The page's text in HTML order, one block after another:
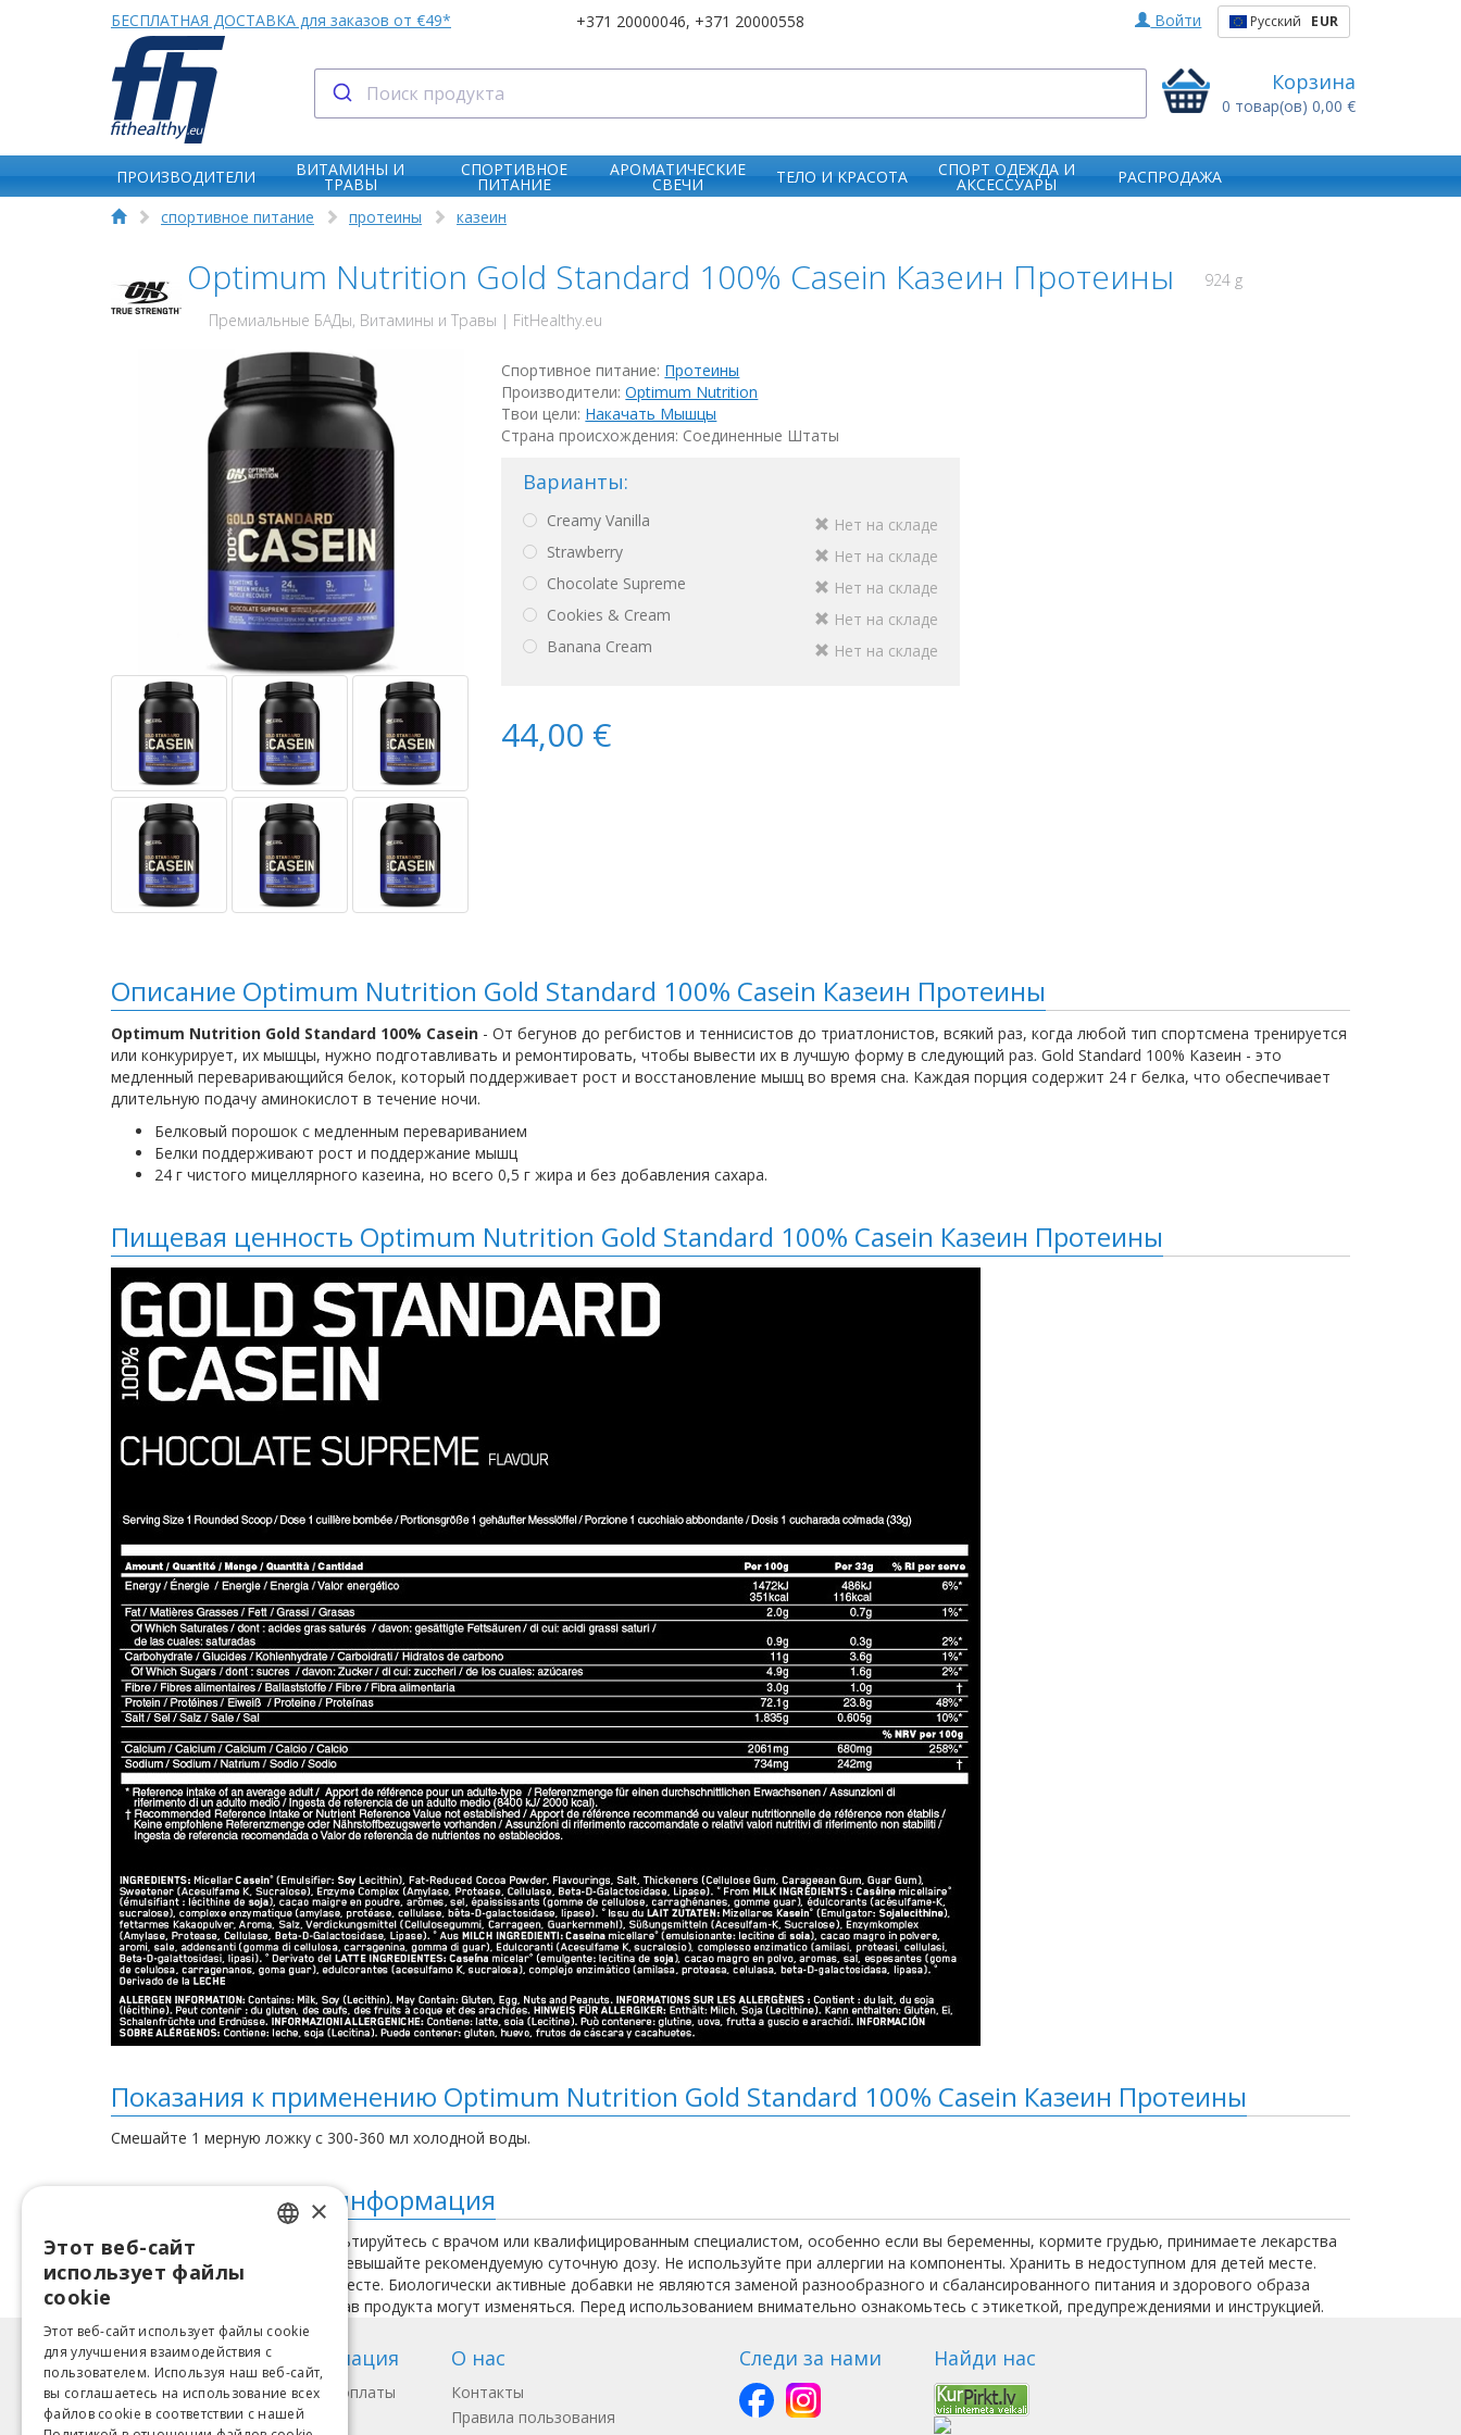
БЕСПЛАТНАЯ ДОСТАВКА для заказов от €49* +371 20000046, +371 20000558 Войти Русский EUR
Корзина
0 товар(ов) 0,00 €
ПРОИЗВОДИТЕЛИ ВИТАМИНЫ И
ТРАВЫ
СПОРТИВНОЕ
ПИТАНИЕ
АРОМАТИЧЕСКИЕ
СВЕЧИ ТЕЛО И KРАСОТА СПОРТ ОДЕЖДА И
АКСЕССУАРЫ
РАСПРОДАЖА
спортивное питание
протеины казеин
Optimum Nutrition Gold Standard 100% Casein Казеин Протеины
924 g
Премиальные БАДы, Витамины и Травы | FitHealthy.eu
Спортивное питание: Протеины
Производители:Optimum Nutrition
Твои цели: Накачать Мышцы
Страна происхождения: Соединенные Штаты
Варианты:
Creamy Vanilla
Нет на складе
Strawberry
Нет на складе
Chocolate Supreme
Нет на складе
Cookies & Cream
Нет на складе
Banana Cream
Нет на складе
44,00 €
Описание Optimum Nutrition Gold Standard 100% Casein Казеин Протеины
Optimum Nutrition Gold Standard 100% Casein - От бегунов до регбистов и теннисистов до триатлонистов, всякий раз, когда любой тип спортсмена тренируется
или конкурирует, их мышцы, нужно подготавливать и ремонтировать, чтобы вывести их в лучшую форму в следующий раз. Gold Standard 100% Казеин - это
медленный переваривающийся белок, который поддерживает рост и восстановление мышц во время сна. Каждая порция содержит 24 г белка, что обеспечивает
длительную подачу аминокислот в течение ночи.
Белковый порошок с медленным перевариванием
Белки поддерживают рост и поддержание мышц
24 г чистого мицеллярного казеина, но всего 0,5 г жира и без добавления сахара.
Пищевая ценность Optimum Nutrition Gold Standard 100% Casein Казеин Протеины
Показания к применению Optimum Nutrition Gold Standard 100% Casein Казеин Протеины
Смешайте 1 мерную ложку с 300-360 мл холодной воды.
Дополнительная информация
Перед применением проконсультируйтесь с врачом или квалифицированным специалистом, особенно если вы беременны, кормите грудью, принимаете лекарства
или имеете заболевания. Не превышайте рекомендуемую суточную дозу. Не используйте при аллергии на компоненты. Хранить в недоступном для детей месте.
Хранить в прохладном, сухом месте. Биологически активные добавки не являются заменой разнообразного и сбалансированного питания и здорового образа
жизни. Важно: Упаковка и состав продукта могут изменяться. Перед использованием внимательно ознакомьтесь с этикеткой, предупреждениями и инструкцией.
Информация
Способы оплаты
Доставка
О нас
Контакты
Правила пользования
Следи за нами Найди нас
LITHUANIAN
ESTONIAN
RUSSIAN
×
Этот веб-сайт
использует файлы
cookie
Этот веб-сайт использует файлы cookie
для улучшения взаимодействия с
пользователем. Используя наш веб-сайт,
вы соглашаетесь на использование всех
файлов cookie в соответствии с нашей